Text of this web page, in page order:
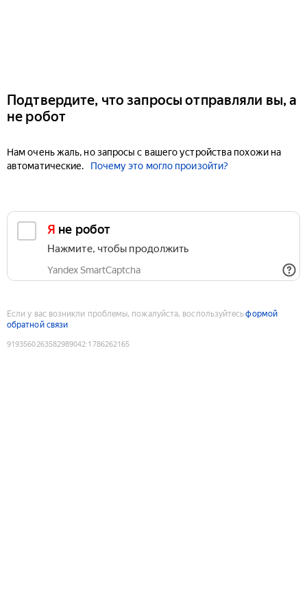
Подтвердите, что запросы отправляли вы, а
не робот
Нам очень жаль, но запросы с вашего устройства похожи на
автоматические.
Почему это могло произойти?
Я не робот
Нажмите, чтобы продолжить
Yandex SmartCaptcha
Если у вас возникли проблемы, пожалуйста, воспользуйтесьформой
обратной связи
9193560263582989042:1786262165